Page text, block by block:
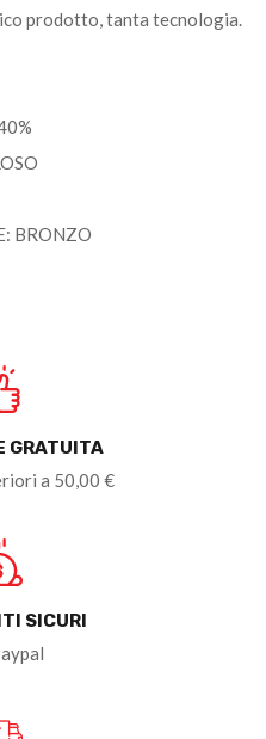
prodotto, tanta tecnologia.
BRONZO
GRATUITA
a 50,00 €
SICURI